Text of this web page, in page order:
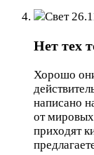
Свет
Нет тех
Хорошо
написано
от мировых
приходят